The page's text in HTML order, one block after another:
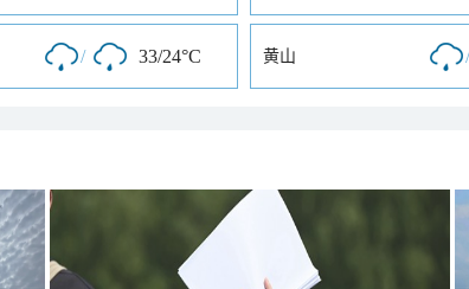
/ 33/24°C 黄山 /